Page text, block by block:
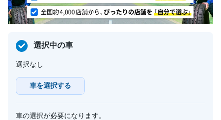
選択中の車
選択なし
車を選択する
車の選択が必要になります。